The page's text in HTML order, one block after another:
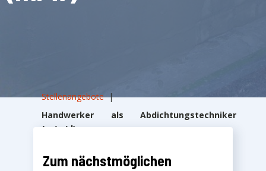
Stellenangebote |
Handwerker als Abdichtungstechniker
(m/w/d)
Zum nächstmöglichen